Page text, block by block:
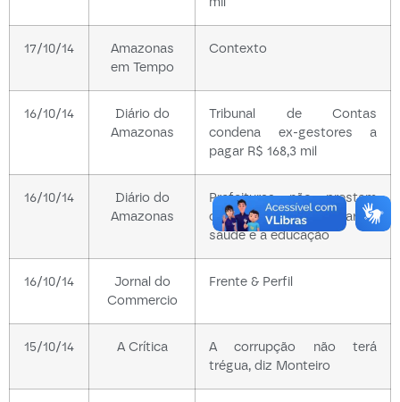
17/10/14
Amazonas
em Tempo
Contexto
16/10/14
Diário do
Amazonas
Tribunal de Contas
condena ex-gestores a
pagar R$ 168,3 mil
16/10/14
Diário do
Amazonas
Prefeituras não prestam
contas de repasses para a
saúde e a educação
16/10/14
Jornal do
Commercio
Frente & Perfil
15/10/14 A Crítica
A corrupção não terá
trégua, diz Monteiro